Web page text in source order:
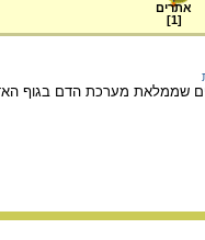
אתרים
[
1
]
שממלאת מערכת הדם בגוף